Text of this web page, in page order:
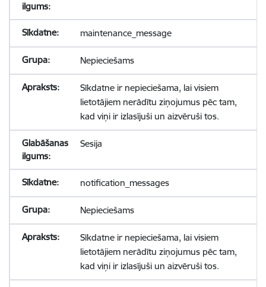
maintenance_message
Nepieciešams
Sīkdatne ir nepieciešama, lai visiem
lietotājiem nerādītu ziņojumus pēc tam,
kad viņi ir izlasījuši un aizvēruši tos.
Sesija
notification_messages
Nepieciešams
Sīkdatne ir nepieciešama, lai visiem
lietotājiem nerādītu ziņojumus pēc tam,
kad viņi ir izlasījuši un aizvēruši tos.